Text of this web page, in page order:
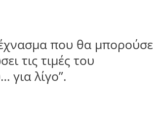
που θα μπορούσε
τις τιμές του
για λίγο”.